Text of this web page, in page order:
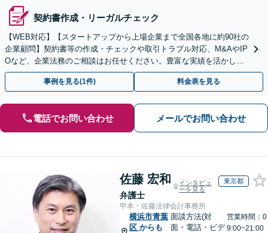
契約書作成・リーガルチェック
【WEB対応】【スタートアップから上場企業まで全国各地に約90社の
企業顧問】契約書等の作成・チェックや取引トラブル対応、M&AやIP
Oなど、企業法務のご相談はお任せください。豊富な実績を活かし的
確に対応を進めてまいります。
事例を見る(1件) 料金表を見る
電話でお問い合わせ メールでお問い合わせ
佐藤 宏和
弁護士
インタビュ
ーを見る
東京都
甲本・佐藤法律会計事務所
横浜市青葉
区 からも
面談方法(対
面・電話・ビデ
営業時間：0
9:00~21:00